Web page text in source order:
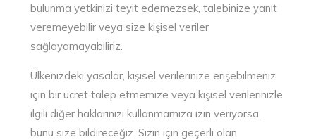
bulunma yetkinizi teyit edemezsek, talebinize yanıt
veremeyebilir veya size kişisel veriler
sağlayamayabiliriz.
Ülkenizdeki yasalar, kişisel verilerinize erişebilmeniz
için bir ücret talep etmemize veya kişisel verilerinizle
ilgili diğer haklarınızı kullanmamıza izin veriyorsa,
bunu size bildireceğiz. Sizin için geçerli olan